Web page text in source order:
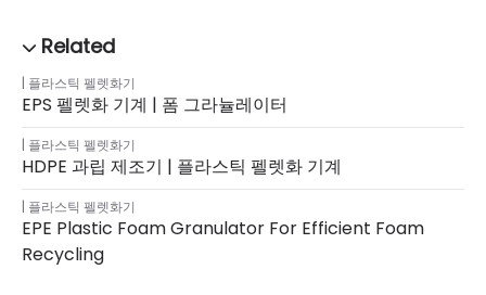
플라스틱 펠렛화기
EPS 펠렛화 기계 | 폼 그라뉼레이터
플라스틱 펠렛화기
HDPE 과립 제조기 | 플라스틱 펠렛화 기계
플라스틱 펠렛화기
EPE Plastic Foam Granulator For Efficient Foam
Recycling